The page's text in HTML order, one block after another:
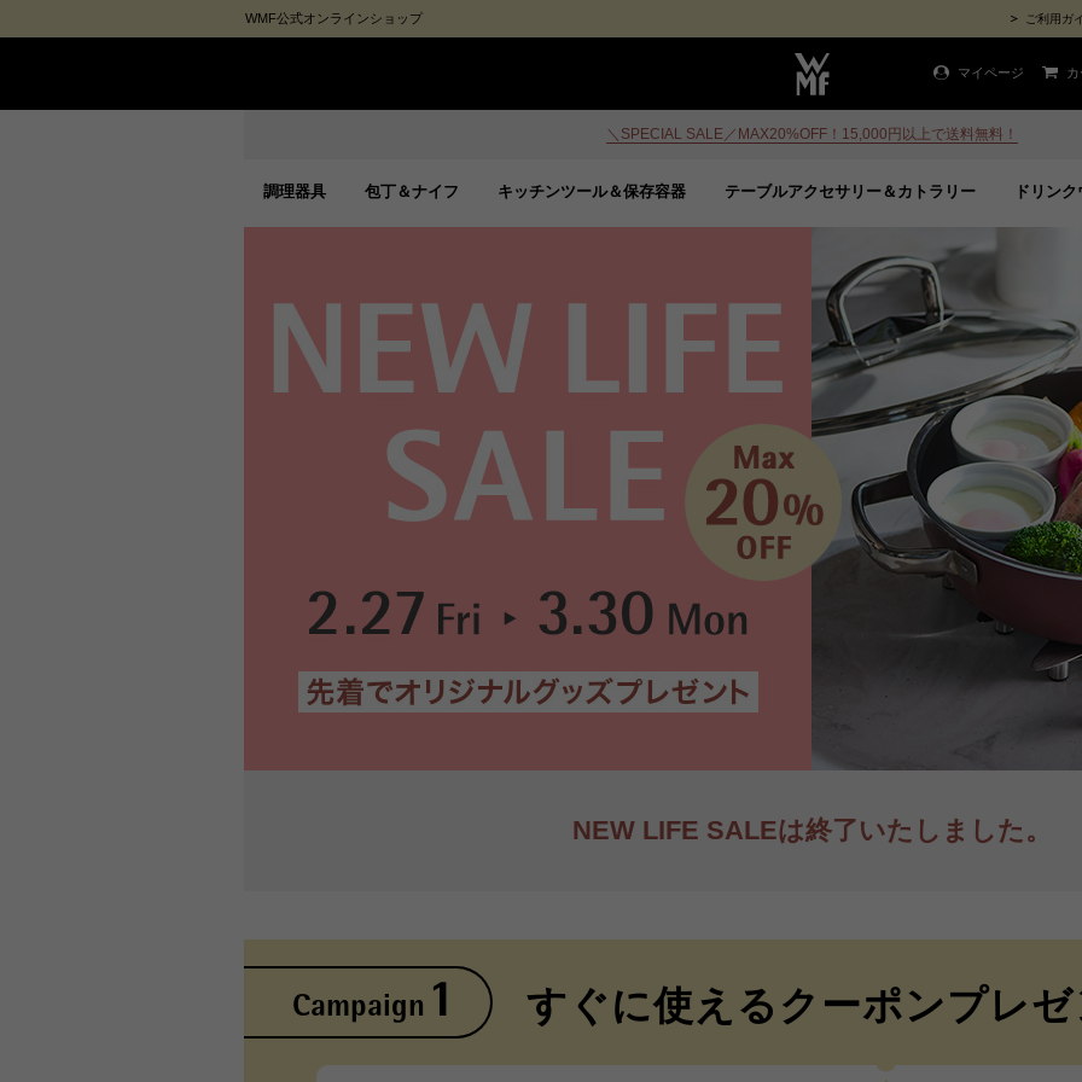
WMF公式オンラインショップ ご利用ガ
マイページ
＼SPECIAL SALE／MAX20%OFF！15,000円以上で送料無料！
調理器具 包丁＆ナイフ キッチンツール＆保存容器 テーブルアクセサリー＆カトラリー ドリン
NEW LIFE SALEは終了いたしました。
Campaign 1 すぐに使える クーポンプレ